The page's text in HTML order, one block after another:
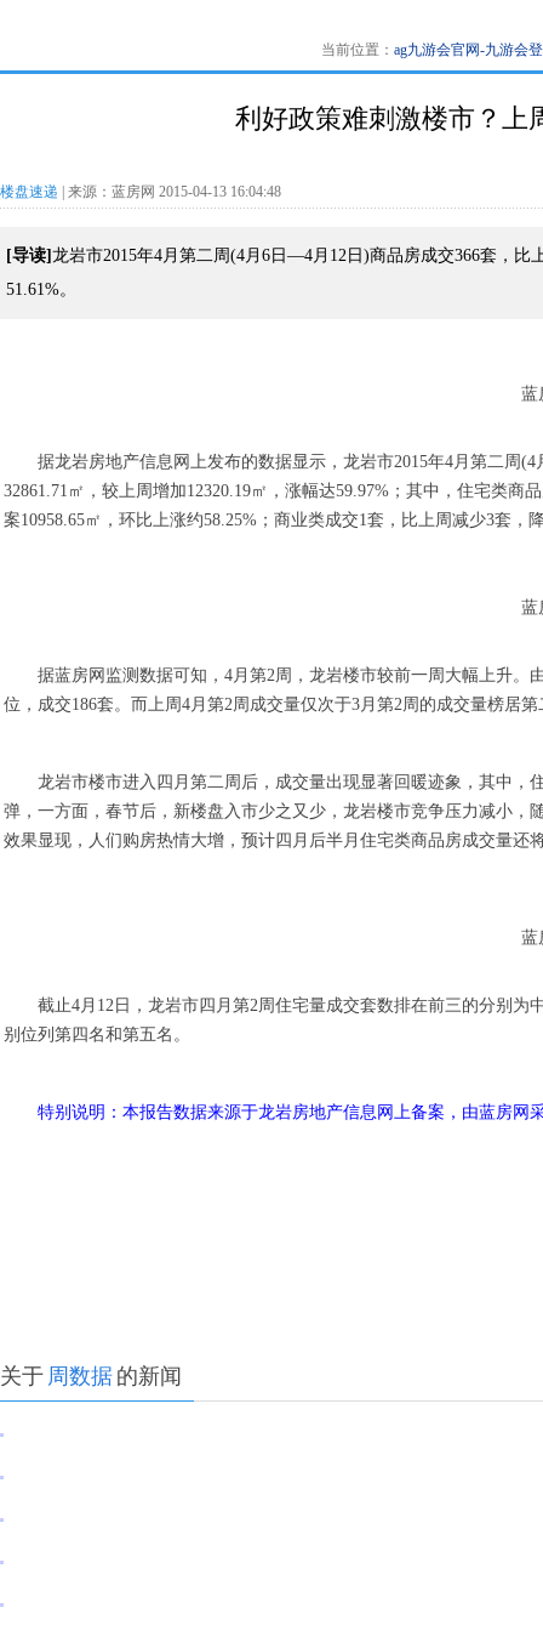
当前位置： ag九游会官网-九游会
利好政策难刺激楼市？上
楼盘速递 | 来源：蓝房网 2015-04-13 16:04:48
[导读] 龙岩市2015年4月第二周(4月6日—4月12日)商品房成交366套，
51.61%。
蓝
据龙岩房地产信息网上发布的数据显示，龙岩市2015年4月第二周
32861.71㎡，较上周增加12320.19㎡，涨幅达59.97%；其中，住宅类
案10958.65㎡，环比上涨约58.25%；商业类成交1套，比上周减少3套，
蓝
据蓝房网监测数据可知，4月第2周，龙岩楼市较前一周大幅上升
位，成交186套。而上周4月第2周成交量仅次于3月第2周的成交量榜居
龙岩市楼市进入四月第二周后，成交量出现显著回暖迹象，其中，
弹，一方面，春节后，新楼盘入市少之又少，龙岩楼市竞争压力减小
效果显现，人们购房热情大增，预计四月后半月住宅类商品房成交量
蓝
截止4月12日，龙岩市四月第2周住宅量成交套数排在前三的分别为
别位列第四名和第五名。
特别说明：本报告数据来源于龙岩房地产信息网上备案，由蓝房
关于 周数据 的新闻